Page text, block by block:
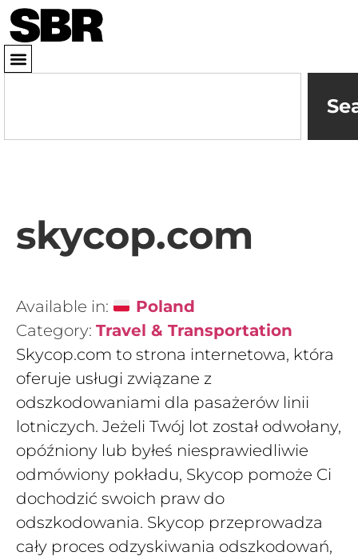
skycop.com
Available in:
Poland
Category: Travel & Transportation
Skycop.com to strona internetowa, która
oferuje usługi związane z
odszkodowaniami dla pasażerów linii
lotniczych. Jeżeli Twój lot został odwołany,
opóźniony lub byłeś niesprawiedliwie
odmówiony pokładu, Skycop pomoże Ci
dochodzić swoich praw do
odszkodowania. Skycop przeprowadza
cały proces odzyskiwania odszkodowań,